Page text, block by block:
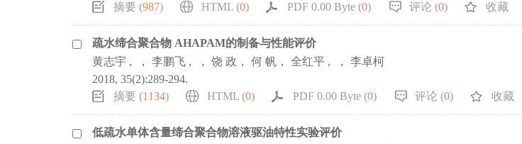
摘要 (987) HTML (0) PDF 0.00 Byte (0) 评论 (0) 收藏
疏水缔合聚合物 AHAPAM的制备与性能评价
黄志宇 , ， 李鹏飞 , ， 饶 政， 何 帆， 全红平 , ， 李卓柯
2018, 35(2):289-294.
摘要 (1134) HTML (0) PDF 0.00 Byte (0) 评论 (0) 收藏
低疏水单体含量缔合聚合物溶液驱油特性实验评价